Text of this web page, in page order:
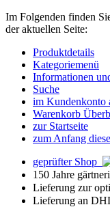
Im Folgenden finden
der aktuellen Seite:
Produktdetails
Kategoriemenü
Informationen
Suche
im Kundenkonto
Warenkorb
zur Startseite
zum Anfang
geprüfter Shop
150 Jahre
Lieferung zur
Lieferung an